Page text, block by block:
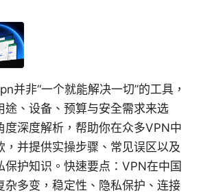
并非“一个就能解决一切”的工具，
途、设备、预算与安全需求来选
度深度解析，帮助你在众多VPN中
，并提供实操步骤、常见误区以及
保护知识。快速要点：VPN在中国
杂多变，稳定性、隐私保护、连接